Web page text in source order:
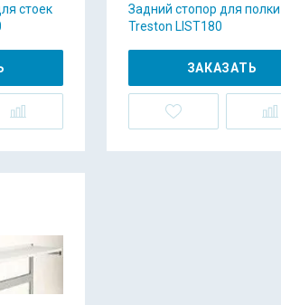
стоек
Задний стопор для полки
Treston LIST180
ЗАКАЗАТЬ